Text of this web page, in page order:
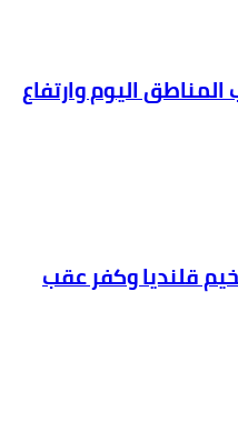
اليوم وارتفاع
قلنديا وكفر عقب